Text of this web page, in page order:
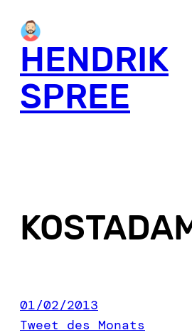
content
HENDRIK
SPREE
01/02/2013
Tweet des Monats